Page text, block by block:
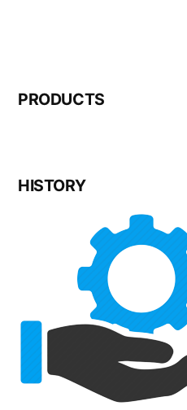
PRODUCTS
HISTORY